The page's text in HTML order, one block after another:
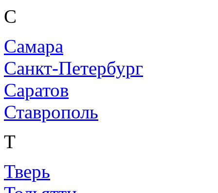
С
Самара
Санкт-Петербург
Саратов
Ставрополь
Т
Тверь